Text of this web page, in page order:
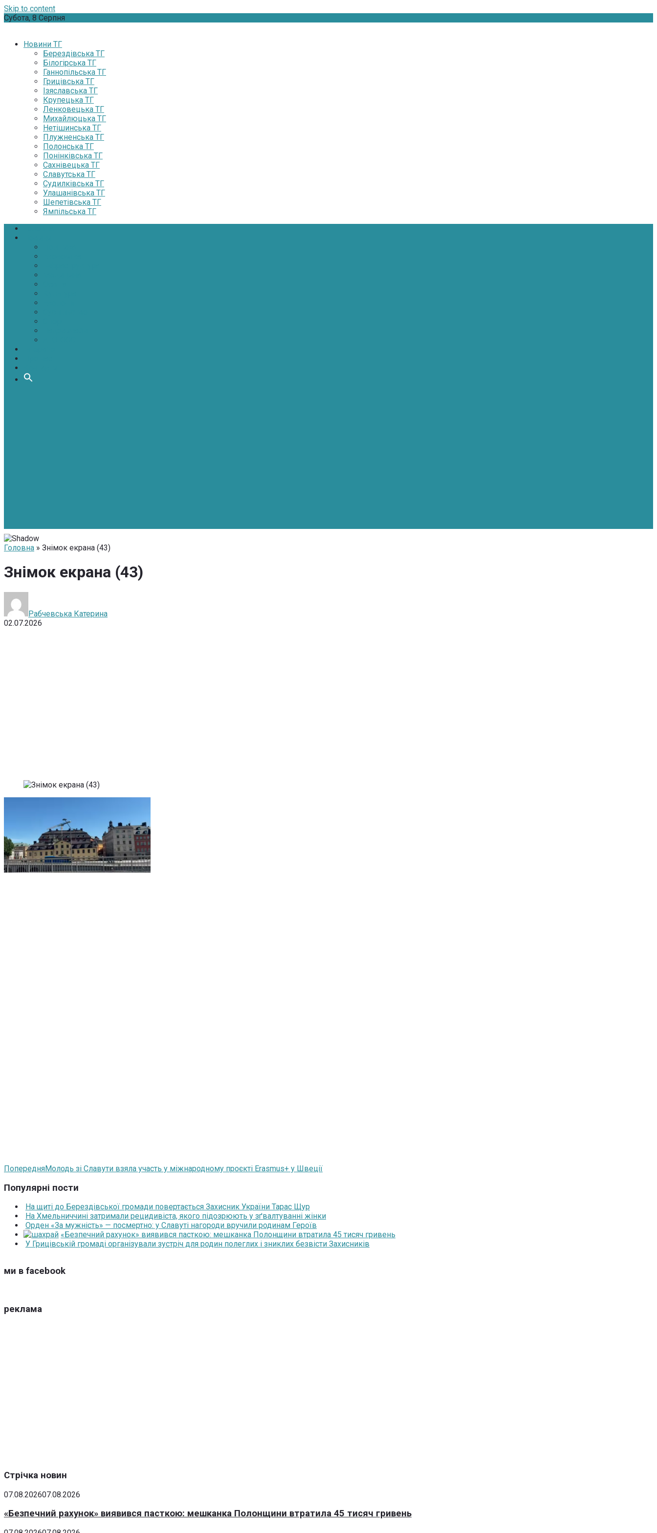
Skip to content
Субота, 8 Серпня
Новини ТГ
Берездівська ТГ
Білогірська ТГ
Ганнопільська ТГ
Грицівська ТГ
Ізяславська ТГ
Крупецька ТГ
Ленковецька ТГ
Михайлюцька ТГ
Нетішинська ТГ
Плужненська ТГ
Полонська ТГ
Понінківська ТГ
Сахнівецька ТГ
Славутська ТГ
Судилківська ТГ
Улашанівська ТГ
Шепетівська ТГ
Ямпільська ТГ
Головна » Знімок екрана (43)
Знімок екрана (43)
Рабчевська Катерина
02.07.2026
ПопередняМолодь зі Славути взяла участь у міжнародному проєкті Erasmus+ у Швеції
Популярні пости
На щиті до Берездівської громади повертається Захисник України Тарас Щур
На Хмельниччині затримали рецидивіста, якого підозрюють у зґвалтуванні жінки
Орден «За мужність» — посмертно: у Славуті нагороди вручили родинам Героїв
«Безпечний рахунок» виявився пасткою: мешканка Полонщини втратила 45 тисяч гривень
У Грицівській громаді організували зустріч для родин полеглих і зниклих безвісти Захисників
ми в facebook
реклама
Стрічка новин
07.08.202607.08.2026
«Безпечний рахунок» виявився пасткою: мешканка Полонщини втратила 45 тисяч гривень